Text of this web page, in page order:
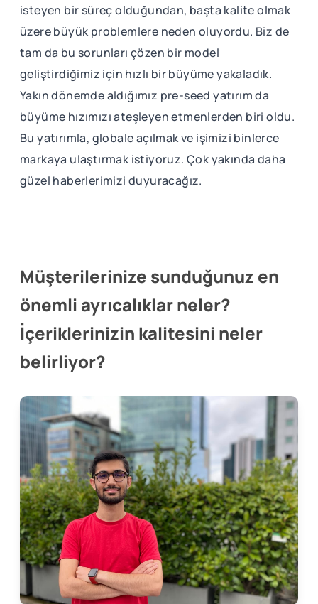
isteyen bir süreç olduğundan, başta kalite olmak
üzere büyük problemlere neden oluyordu. Biz de
tam da bu sorunları çözen bir model
geliştirdiğimiz için hızlı bir büyüme yakaladık.
Yakın dönemde aldığımız pre-seed yatırım da
büyüme hızımızı ateşleyen etmenlerden biri oldu.
Bu yatırımla, globale açılmak ve işimizi binlerce
markaya ulaştırmak istiyoruz. Çok yakında daha
güzel haberlerimizi duyuracağız.
Müşterilerinize sunduğunuz en
önemli ayrıcalıklar neler?
İçeriklerinizin kalitesini neler
belirliyor?